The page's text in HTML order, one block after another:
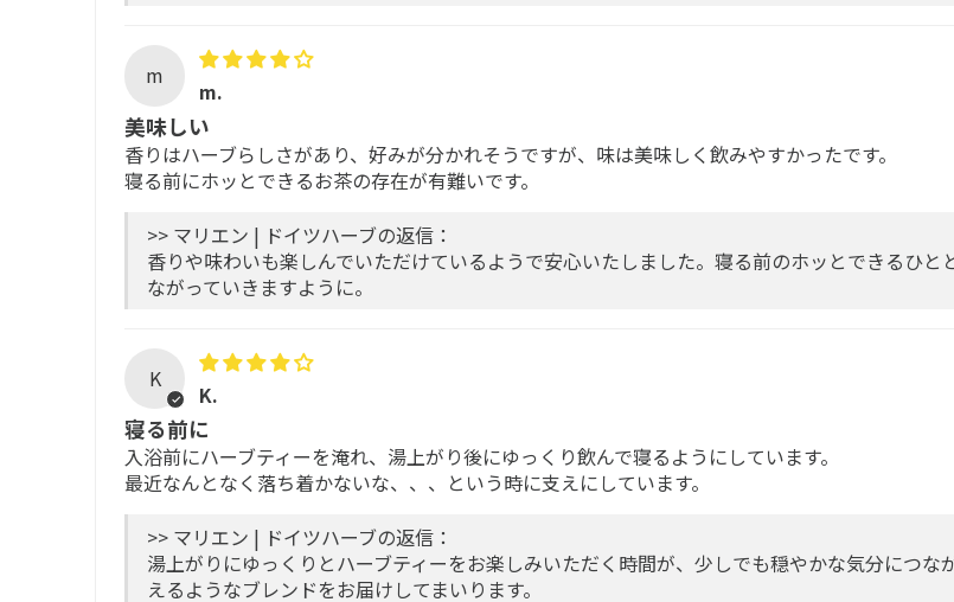
m
m.
美味しい
香りはハーブらしさがあり、好みが分かれそうですが、味は美味しく飲みやすかったです。
寝る前にホッとできるお茶の存在が有難いです。
>> マリエン | ドイツハーブの返信：
香りや味わいも楽しんでいただけているようで安心いたしました。寝る前のホッとできるひ
ながっていきますように。
K
K.
寝る前に
入浴前にハーブティーを淹れ、湯上がり後にゆっくり飲んで寝るようにしています。
最近なんとなく落ち着かないな、、、という時に支えにしています。
>> マリエン | ドイツハーブの返信：
湯上がりにゆっくりとハーブティーをお楽しみいただく時間が、少しでも穏やかな気分につ
えるようなブレンドをお届けしてまいります。